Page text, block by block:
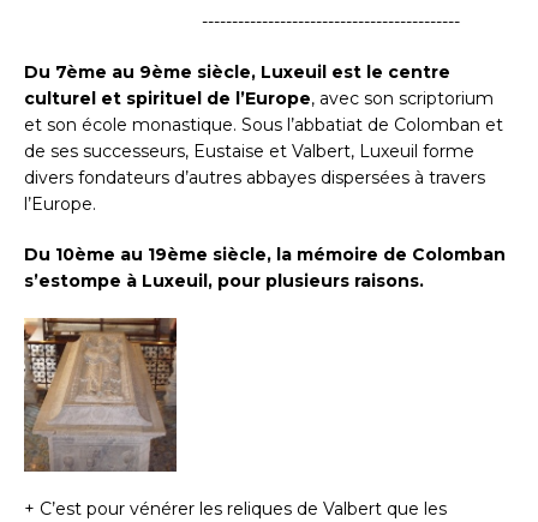
-------------------------------------------
Du 7ème au 9ème siècle, Luxeuil est le centre
culturel et spirituel de l’Europe, avec son scriptorium
et son école monastique. Sous l’abbatiat de Colomban et
de ses successeurs, Eustaise et Valbert, Luxeuil forme
divers fondateurs d’autres abbayes dispersées à travers
l’Europe.
Du 10ème au 19ème siècle, la mémoire de Colomban
s’estompe à Luxeuil, pour plusieurs raisons.
+ C’est pour vénérer les reliques de Valbert que les